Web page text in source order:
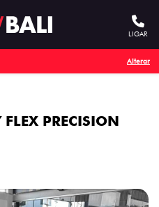
LIGAR
Alterar
PRECISION